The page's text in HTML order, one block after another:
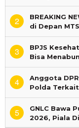
2
BREAKING
di Depan
3
BPJS
Bisa
4
Anggota
Polda
5
GNLC Bawa
2026, Piala